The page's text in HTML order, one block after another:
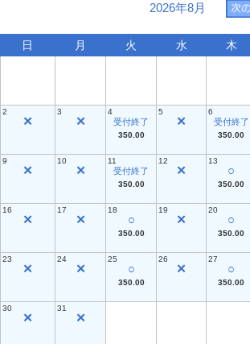
2026年8月
日 月 火 水 木
2
✕
3
✕
4
受付終了
350.00
5
✕
6
受付終了
350.00
9
✕
10
✕
11
受付終了
350.00
12
✕
13
○
350.00
16
✕
17
✕
18
○
350.00
19
✕
20
○
350.00
23
✕
24
✕
25
○
350.00
26
✕
27
○
350.00
30
✕
31
✕